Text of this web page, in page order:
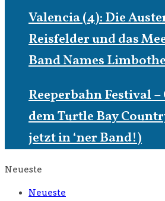
Valencia (4): Die
Reisfelder und das
Band Names
Reeperbahn Festival
dem Turtle Bay
jetzt in ‘ner Band!)
Neueste
Neueste